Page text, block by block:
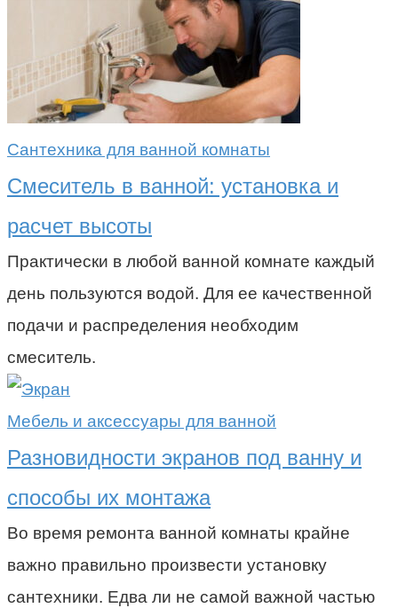
Сантехника для ванной комнаты
Смеситель в ванной: установка и
расчет высоты
Практически в любой ванной комнате каждый
день пользуются водой. Для ее качественной
подачи и распределения необходим
смеситель.
Мебель и аксессуары для ванной
Разновидности экранов под ванну и
способы их монтажа
Во время ремонта ванной комнаты крайне
важно правильно произвести установку
сантехники. Едва ли не самой важной частью